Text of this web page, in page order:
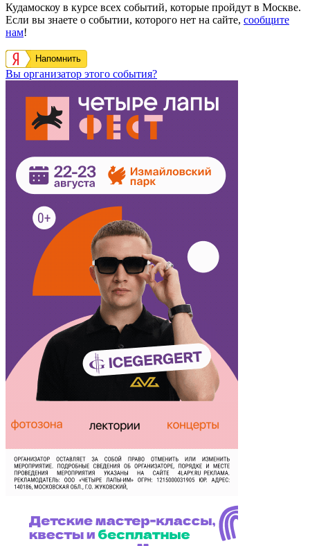
Кудамоскоу в курсе всех событий, которые пройдут в Москве.
Если вы знаете о событии, которого нет на сайте, сообщите
нам!
Напомнить
Вы организатор этого события?